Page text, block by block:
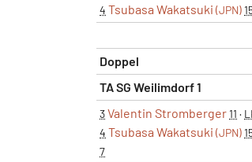
4 Tsubasa Wakatsuki (JPN)
Doppel
TA SG Weilimdorf 1
3Valentin Stromberger11 ·
4 Tsubasa Wakatsuki (JPN)
7